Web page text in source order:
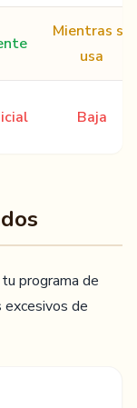
Mientras se
usa
Baja
programa de
de